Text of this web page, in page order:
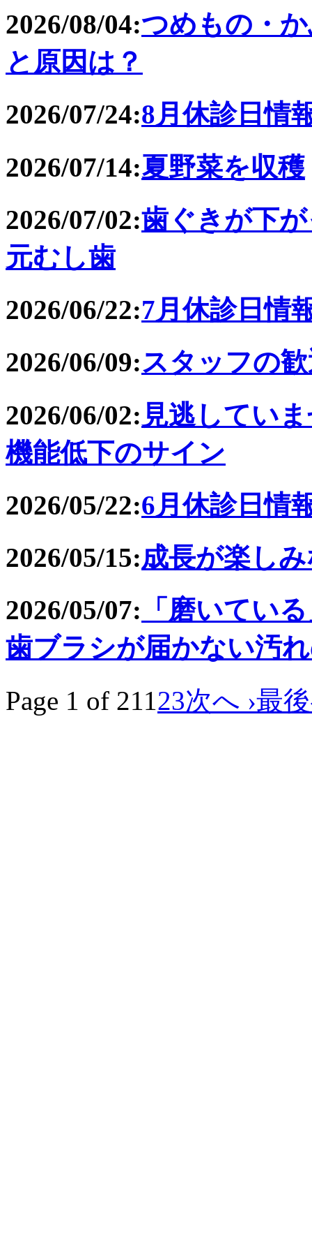
2026/08/04:つめもの・
と原因は？
2026/07/24:8月休診日情
2026/07/14:夏野菜を収穫
2026/07/02:歯ぐきが下
元むし歯
2026/06/22:7月休診日情
2026/06/09:スタッフの
2026/06/02: 見逃してい
機能低下のサイン
2026/05/22:6月休診日情
2026/05/15:成長が楽し
2026/05/07: 「磨いてい
歯ブラシが届かない汚
Page 1 of 21123次へ ›最